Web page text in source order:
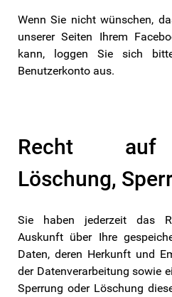
Wenn Sie nicht wünschen,
unserer Seiten Ihrem
kann, loggen Sie sich
Benutzerkonto aus.
Recht auf
Löschung,
Sie haben jederzeit das
Auskunft über Ihre
Daten, deren Herkunft und
der Datenverarbeitung sowie
Sperrung oder Löschung